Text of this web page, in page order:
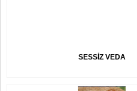
SESSİZ VEDA